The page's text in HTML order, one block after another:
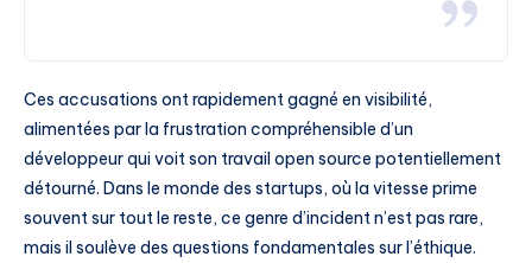
Ces accusations ont rapidement gagné en visibilité,
alimentées par la frustration compréhensible d’un
développeur qui voit son travail open source potentiellement
détourné. Dans le monde des startups, où la vitesse prime
souvent sur tout le reste, ce genre d’incident n’est pas rare,
mais il soulève des questions fondamentales sur l’éthique.